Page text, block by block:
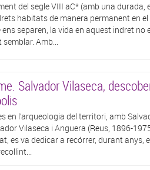
del segle VIII aC* (amb una durada,
habitats de manera permanent en
separen, la vida en aquest indret no
Amb...
Salvador Vilaseca,
en l’arqueologia del territori, amb
Vilaseca i Anguera (Reus, 1896-
es va dedicar a recórrer, durant anys,